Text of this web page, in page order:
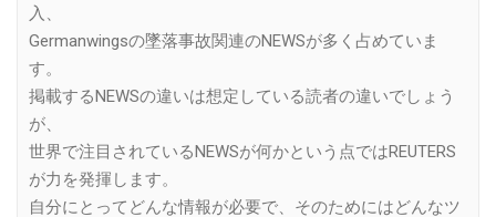
入、
Germanwingsの墜落事故関連のNEWSが多く占めていま
す。
掲載するNEWSの違いは想定している読者の違いでしょう
が、
世界で注目されているNEWSが何かという点ではREUTERS
が力を発揮します。
自分にとってどんな情報が必要で、そのためにはどんなツ